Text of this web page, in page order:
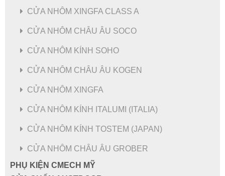
CỬA NHÔM XINGFA CLASS A
CỬA NHÔM CHÂU ÂU SOCO
CỬA NHÔM KÍNH SOHO
CỬA NHÔM CHÂU ÂU KOGEN
CỬA NHÔM XINGFA
CỬA NHÔM KÍNH ITALUMI (ITALIA)
CỬA NHÔM KÍNH TOSTEM (JAPAN)
CỬA NHÔM CHÂU ÂU GROBER
PHỤ KIỆN CMECH MỸ